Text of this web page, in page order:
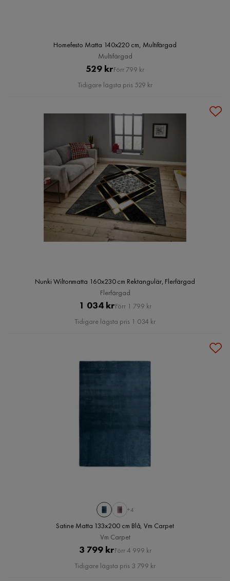
Homefesto Matta 140x220 cm, Multifärgad
Multifärgad
Pris
529 krOriginal
Pris
Förr 799 kr
Tidigare lägsta pris 529 kr
Nunki Wiltonmatta 160x230 cm Rektangulär, Flerfärgad
Flerfärgad
Pris
1 034 krOriginal
Pris
Förr 1 799 kr
Tidigare lägsta pris 1 034 kr
+4
Satine Matta 133x200 cm Blå, Vm Carpet
Vm Carpet
Pris
3 799 krOriginal
Pris
Förr 4 999 kr
Tidigare lägsta pris 3 799 kr